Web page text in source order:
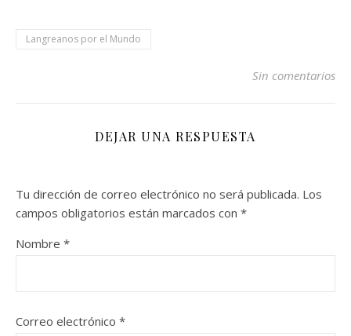
Langreanos por el Mundo
Sin comentarios
DEJAR UNA RESPUESTA
Tu dirección de correo electrónico no será publicada. Los
campos obligatorios están marcados con *
Nombre *
Correo electrónico *